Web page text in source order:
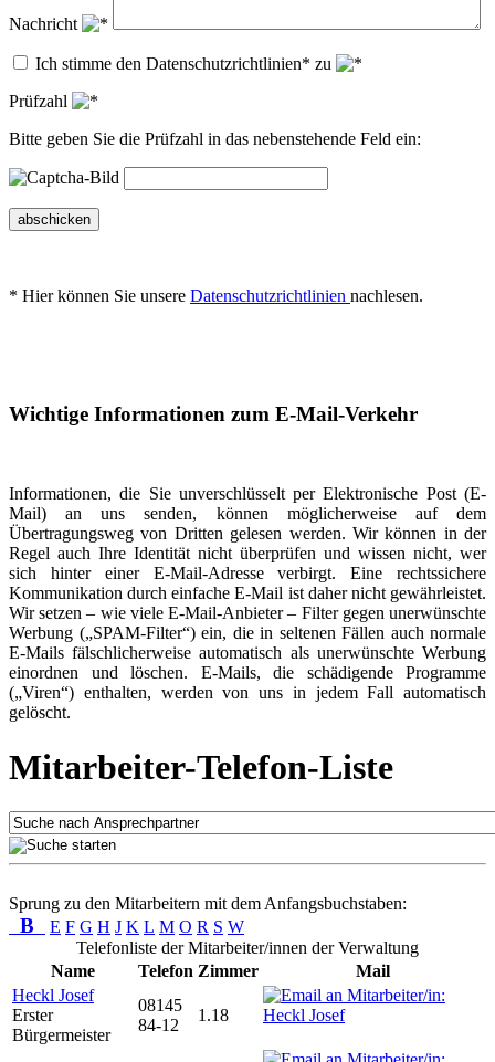
Nachricht
Ich stimme den Datenschutzrichtlinien* zu
Prüfzahl
Bitte geben Sie die Prüfzahl in das nebenstehende Feld ein:
abschicken
* Hier können Sie unsere Datenschutzrichtlinien nachlesen.
Wichtige Informationen zum E-Mail-Verkehr
Informationen, die Sie unverschlüsselt per Elektronische Post (E-
Mail) an uns senden, können möglicherweise auf dem
Übertragungsweg von Dritten gelesen werden. Wir können in der
Regel auch Ihre Identität nicht überprüfen und wissen nicht, wer
sich hinter einer E-Mail-Adresse verbirgt. Eine rechtssichere
Kommunikation durch einfache E-Mail ist daher nicht gewährleistet.
Wir setzen – wie viele E-Mail-Anbieter – Filter gegen unerwünschte
Werbung („SPAM-Filter“) ein, die in seltenen Fällen auch normale
E-Mails fälschlicherweise automatisch als unerwünschte Werbung
einordnen und löschen. E-Mails, die schädigende Programme
(„Viren“) enthalten, werden von uns in jedem Fall automatisch
gelöscht.
Mitarbeiter-Telefon-Liste
Sprung zu den Mitarbeitern mit dem Anfangsbuchstaben:
B E F G H J K L M O R S W
Telefonliste der Mitarbeiter/innen der Verwaltung
Name
Telefon Zimmer
Mail
Heckl Josef
Erster
Bürgermeister
08145
84-12
1.18